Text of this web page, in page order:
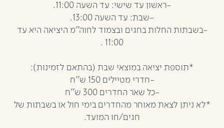
-ראשון עד שישי: עד השעה 11:00.
-שבת: עד השעה 13:00.
-בשבתות החלות בחגים ובצמוד לחוה''מ היציאה היא עד
11:00 .
*תוספת יציאה במוצאי שבת (בהתאם לזמינות):
-חדרי מטיילים 150 ש''ח
-כל שאר החדרים 300 ש''ח
*לא ניתן לצאת מאוחר מהחדרים בימי חול או בשבתות של
חגים/חו המועד.